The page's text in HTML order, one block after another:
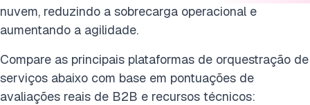
nuvem, reduzindo a sobrecarga operacional e
aumentando a agilidade.
Compare as principais plataformas de orquestração de
serviços abaixo com base em pontuações de
avaliações reais de B2B e recursos técnicos:
Leitura adicional
Cite esta pesquisa